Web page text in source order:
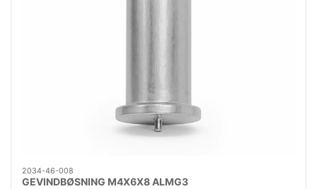
2034-46-008
GEVINDBØSNING M4X6X8 ALMG3